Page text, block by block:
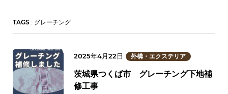
TAGS : グレーチング
2025年4月22日 外構・エクステリア
茨城県つくば市 グレーチング下地補
修工事